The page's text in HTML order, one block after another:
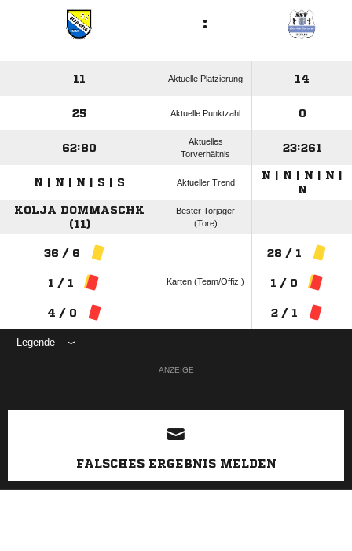
:
11 Aktuelle Platzierung 14
25 Aktuelle Punktzahl 0
62:80
Aktuelles
Torverhältnis
23:261
N | N | N | S | S Aktueller Trend
N | N | N | N |
N
KOLJA DOMMASCHK
(11)
Bester Torjäger
(Tore)
36 / 6
1 / 1
4 / 0
Karten (Team/Offiz.)
28 / 1
1 / 0
2 / 1
Legende
ANZEIGE
FALSCHES ERGEBNIS MELDEN